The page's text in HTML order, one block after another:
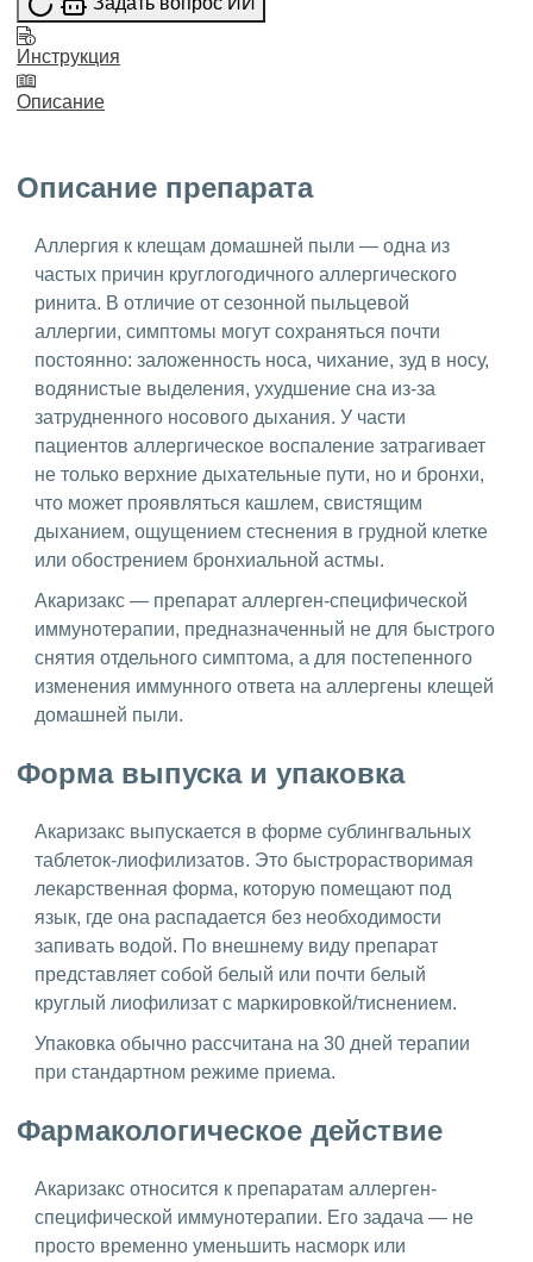
Инструкция
Описание
Описание препарата
Аллергия к клещам домашней пыли — одна из
частых причин круглогодичного аллергического
ринита. В отличие от сезонной пыльцевой
аллергии, симптомы могут сохраняться почти
постоянно: заложенность носа, чихание, зуд в носу,
водянистые выделения, ухудшение сна из-за
затрудненного носового дыхания. У части
пациентов аллергическое воспаление затрагивает
не только верхние дыхательные пути, но и бронхи,
что может проявляться кашлем, свистящим
дыханием, ощущением стеснения в грудной клетке
или обострением бронхиальной астмы.
Акаризакс — препарат аллерген-специфической
иммунотерапии, предназначенный не для быстрого
снятия отдельного симптома, а для постепенного
изменения иммунного ответа на аллергены клещей
домашней пыли.
Форма выпуска и упаковка
Акаризакс выпускается в форме сублингвальных
таблеток-лиофилизатов. Это быстрорастворимая
лекарственная форма, которую помещают под
язык, где она распадается без необходимости
запивать водой. По внешнему виду препарат
представляет собой белый или почти белый
круглый лиофилизат с маркировкой/тиснением.
Упаковка обычно рассчитана на 30 дней терапии
при стандартном режиме приема.
Фармакологическое действие
Акаризакс относится к препаратам аллерген-
специфической иммунотерапии. Его задача — не
просто временно уменьшить насморк или